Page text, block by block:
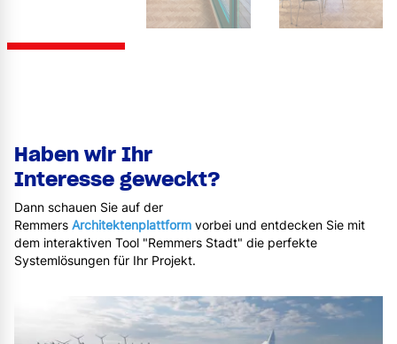
Haben wir Ihr
Interesse geweckt?
Dann schauen Sie auf der
Remmers Architektenplattform vorbei und entdecken Sie mit
dem interaktiven Tool "Remmers Stadt" die perfekte
Systemlösungen für Ihr Projekt.